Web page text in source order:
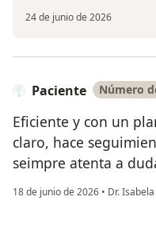
24 de junio de 2026
Paciente Número
Eficiente y con un
claro, hace
seimpre atenta a
18 de junio de 2026 • Dr.